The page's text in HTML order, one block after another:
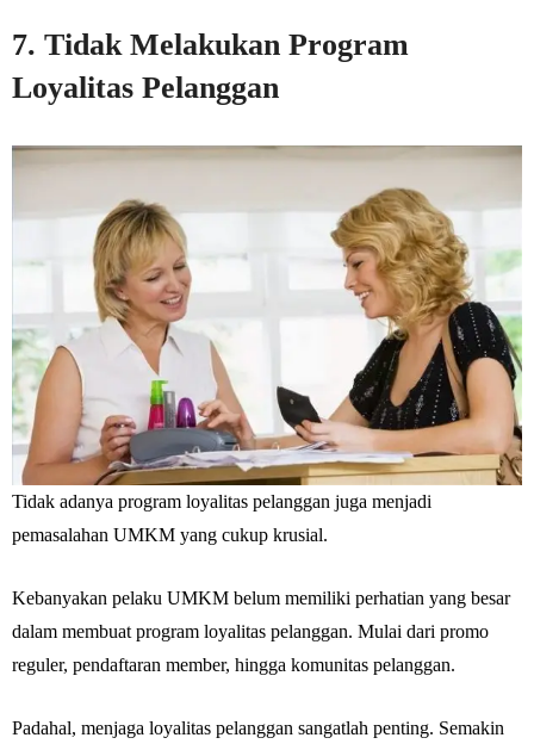
7. Tidak Melakukan Program
Loyalitas Pelanggan
Tidak adanya program loyalitas pelanggan juga menjadi
pemasalahan UMKM yang cukup krusial.
Kebanyakan pelaku UMKM belum memiliki perhatian yang besar
dalam membuat program loyalitas pelanggan. Mulai dari promo
reguler, pendaftaran member, hingga komunitas pelanggan.
Padahal, menjaga loyalitas pelanggan sangatlah penting. Semakin